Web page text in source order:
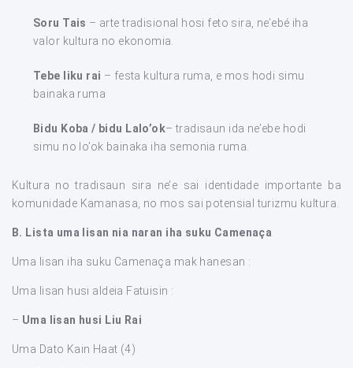
Soru Tais – arte tradisional hosi feto sira, ne’ebé iha
valor kultura no ekonomia.
Tebe liku rai – festa kultura ruma, e mos hodi simu
bainaka ruma
Bidu Koba / bidu Lalo’ok– tradisaun ida ne’ebe hodi
simu no lo’ok bainaka iha semonia ruma.
Kultura no tradisaun sira ne’e sai identidade importante ba
komunidade Kamanasa, no mos sai potensial turizmu kultura.
B. Lista uma lisan nia naran iha suku Camenaça
Uma lisan iha suku Camenaça mak hanesan :
Uma lisan husi aldeia Fatuisin :
– Uma lisan husi Liu Rai
Uma Dato Kain Haat (4)